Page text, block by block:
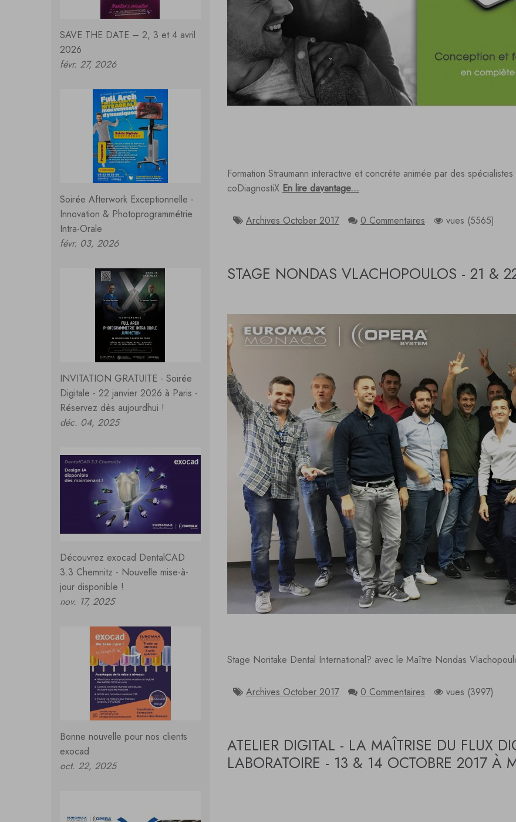
Formation Straumann interactive et concrète animée par des
coDiagnostiX En lire davantage...
Archives October 2017 0 Commentaires vues (5565)
STAGE NONDAS VLACHOPOULOS - 21 &
Stage Noritake Dental International? avec le Maître Nondas
Archives October 2017 0 Commentaires vues (3997)
ATELIER DIGITAL - LA MAÎTRISE DU FLUX
LABORATOIRE - 13 & 14 OCTOBRE 2017 À
SAVE THE DATE – 2, 3 et 4 avril
2026
févr. 27, 2026
Soirée Afterwork Exceptionnelle -
Innovation & Photoprogrammétrie
Intra-Orale
févr. 03, 2026
INVITATION GRATUITE - Soirée
Digitale - 22 janvier 2026 à Paris -
Réservez dès aujourdhui !
déc. 04, 2025
Découvrez exocad DentalCAD
3.3 Chemnitz - Nouvelle mise-à-
jour disponible !
nov. 17, 2025
Bonne nouvelle pour nos clients
exocad
oct. 22, 2025